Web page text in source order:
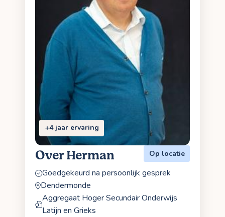
+4 jaar ervaring
Over Herman Op locatie
Goedgekeurd na persoonlijk gesprek
Dendermonde
Aggregaat Hoger Secundair Onderwijs
Latijn en Grieks